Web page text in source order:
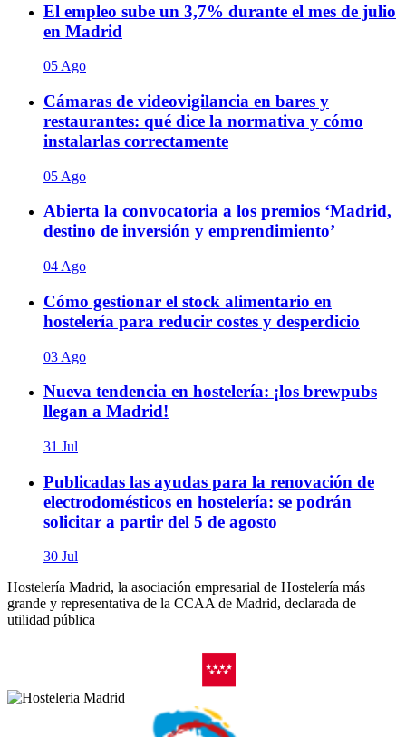
El empleo sube un 3,7% durante el mes de julio
en Madrid
05 Ago
Cámaras de videovigilancia en bares y
restaurantes: qué dice la normativa y cómo
instalarlas correctamente
05 Ago
Abierta la convocatoria a los premios ‘Madrid,
destino de inversión y emprendimiento’
04 Ago
Cómo gestionar el stock alimentario en
hostelería para reducir costes y desperdicio
03 Ago
Nueva tendencia en hostelería: ¡los brewpubs
llegan a Madrid!
31 Jul
Publicadas las ayudas para la renovación de
electrodomésticos en hostelería: se podrán
solicitar a partir del 5 de agosto
30 Jul
Hostelería Madrid, la asociación empresarial de Hostelería más
grande y representativa de la CCAA de Madrid, declarada de
utilidad pública